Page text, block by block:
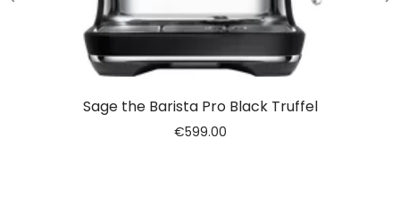
Sage the Barista Pro Black Truffel
€599.00